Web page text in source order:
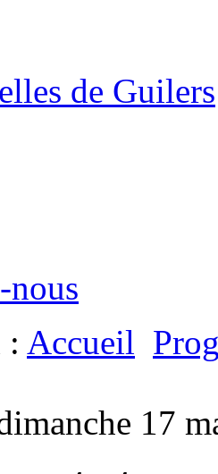
de Guilers
nous
: Accueil
17